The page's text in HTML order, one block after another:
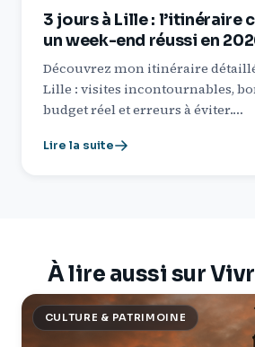
3 jours à Lille : l’itinéraire
un week-end réussi en
Découvrez mon itinéraire
Lille : visites incontournables,
budget réel et erreurs à éviter.…
Lire la suite
À lire aussi sur
CULTURE & PATRIMOINE